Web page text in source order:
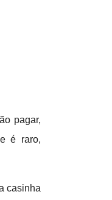
pagar,
é raro,
casinha